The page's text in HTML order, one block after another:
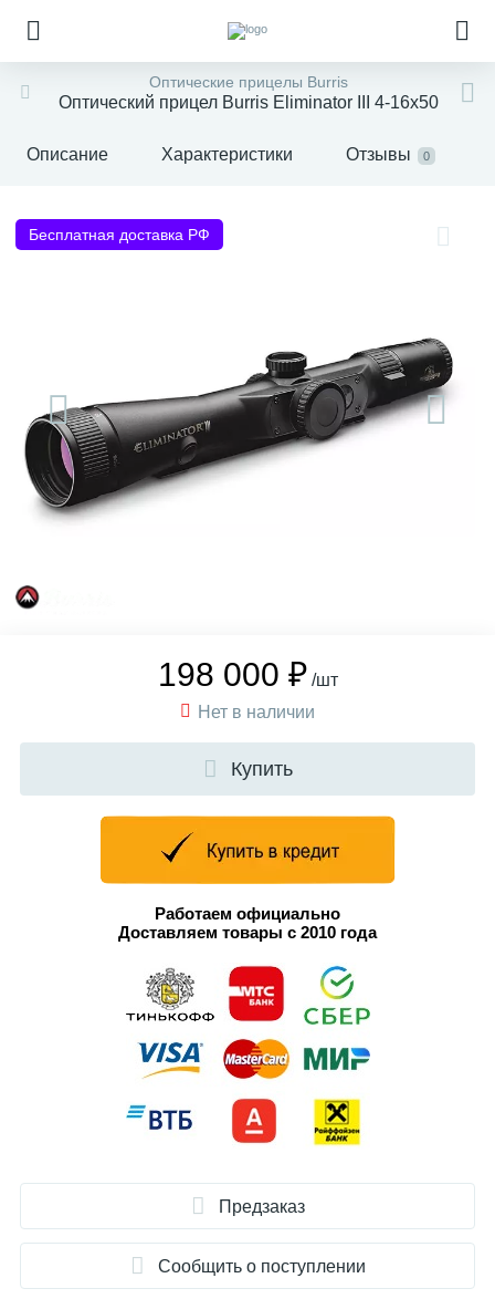
Оптические прицелы Burris
Оптический прицел Burris Eliminator III 4-16x50
Описание Характеристики Отзывы 0
Бесплатная доставка РФ
198 000 ₽ /шт
Нет в наличии
Купить
Работаем официально
Доставляем товары с 2010 года
Предзаказ
Сообщить о поступлении